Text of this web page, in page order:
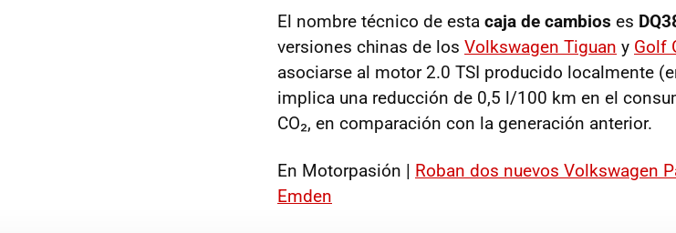
El nombre técnico de esta caja de cambios es
versiones chinas de los Volkswagen Tiguan y Golf
asociarse al motor 2.0 TSI producido localmente
implica una reducción de 0,5 l/100 km en el
CO₂, en comparación con la generación anterior.
En Motorpasión | Roban dos nuevos Volkswagen
Emden